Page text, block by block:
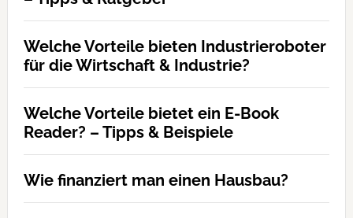
Welche Vorteile bieten Industrieroboter
für die Wirtschaft & Industrie?
Welche Vorteile bietet ein E-Book
Reader? – Tipps & Beispiele
Wie finanziert man einen Hausbau?